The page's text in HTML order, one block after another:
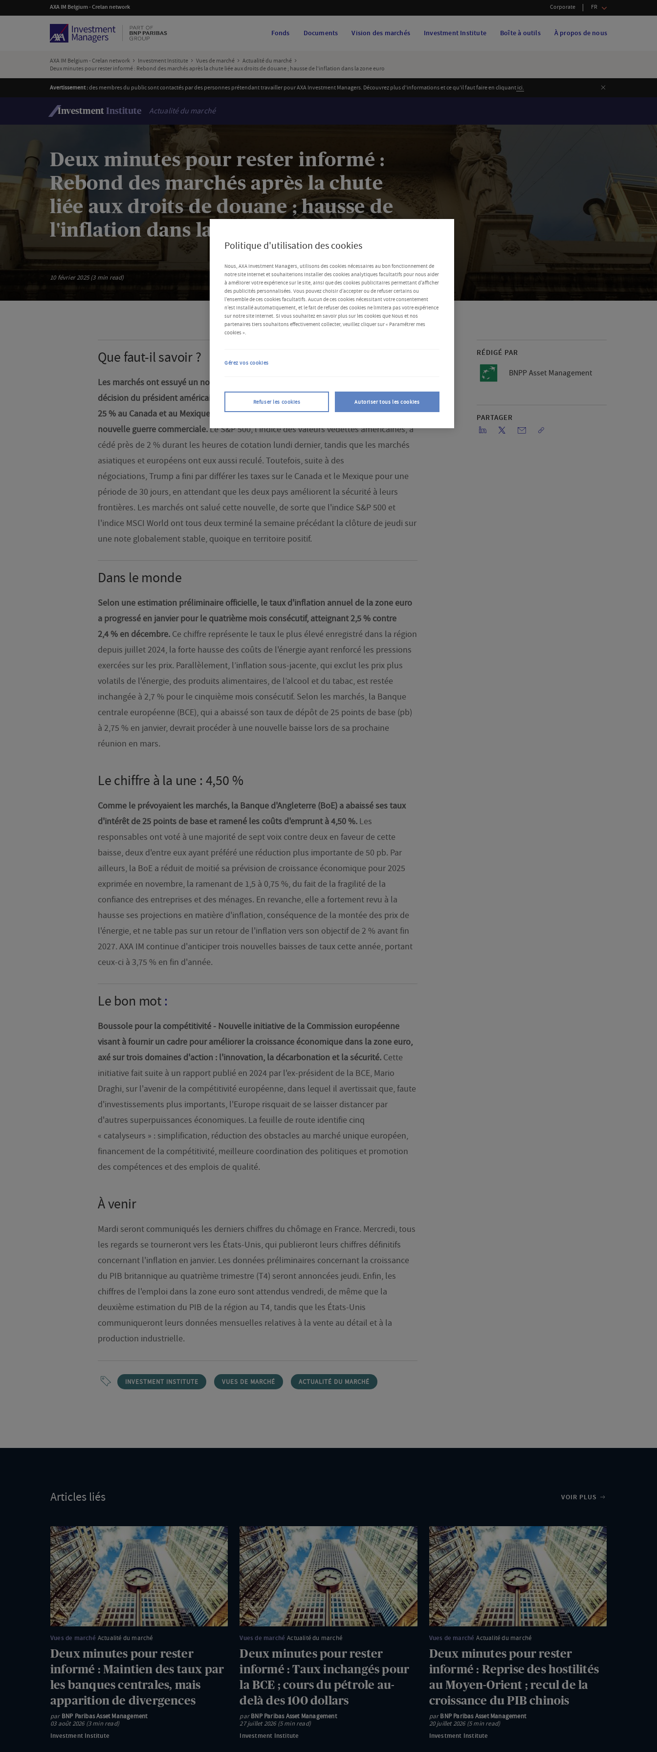
AXA IM Belgium - Crelan network Corporate FR
Fonds Documents Vision des marchés Investment Institute Boîte à outils À propos de nous
AXA IM Belgium - Crelan network Investment Institute Vues de marché
Actualité du marché
Deux minutes pour rester informé : Rebond des marchés après la chute liée aux droits de douane ; hausse de l'inflation dans la zone euro
Avertissement :des membres du public sont contactés par des personnes prétendant travailler pour AXA Investment Managers. Découvrez plus d'informations et ce qu'il faut faire en cliquantici. Fermer
Investment Institute Actualité du marché
Deux minutes pour rester informé :
Rebond des marchés après la chute
liée aux droits de douane ; hausse de
l'inflation dans la zone euro
10 février 2025 (3 min read)
RÉDIGÉ PAR
BNPP Asset Management
PARTAGER
Que faut-il savoir ?
Les marchés ont essuyé un nouvel épisode de volatilité la semaine dernière après la
décision du président américain Donald Trump d'imposer des droits de douane de
25 % au Canada et au Mexique et de 10 % à la Chine, attisant ainsi les craintes d'une
nouvelle guerre commerciale.Le S&P 500, l'indice des valeurs vedettes américaines, a
cédé près de 2 % durant les heures de cotation lundi dernier, tandis que les marchés
asiatiques et européens ont eux aussi reculé. Toutefois, suite à des
négociations, Trump a fini par différer les taxes sur le Canada et le Mexique pour une
période de 30 jours, en attendant que les deux pays améliorent la sécurité à leurs
frontières. Les marchés ont salué cette nouvelle, de sorte que l'indice S&P 500 et
l'indice MSCI World ont tous deux terminé la semaine précédant la clôture de jeudi sur
une note globalement stable, quoique en territoire positif.
Dans le monde
Selon une estimation préliminaire officielle, le taux d'inflation annuel de la zone euro
a progressé en janvier pour le quatrième mois consécutif, atteignant 2,5 % contre
2,4 % en décembre. Ce chiffre représente le taux le plus élevé enregistré dans la région
depuis juillet 2024, la forte hausse des coûts de l'énergie ayant renforcé les pressions
exercées sur les prix. Parallèlement, l’inflation sous-jacente, qui exclut les prix plus
volatils de l'énergie, des produits alimentaires, de l’alcool et du tabac, est restée
inchangée à 2,7 % pour le cinquième mois consécutif. Selon les marchés, la Banque
centrale européenne (BCE), qui a abaissé son taux de dépôt de 25 points de base (pb)
à 2,75 % en janvier, devrait procéder à une nouvelle baisse lors de sa prochaine
réunion en mars.
Le chiffre à la une : 4,50 %
Comme le prévoyaient les marchés, la Banque d'Angleterre (BoE) a abaissé ses taux
d'intérêt de 25 points de base et ramené les coûts d'emprunt à 4,50 %. Les
responsables ont voté à une majorité de sept voix contre deux en faveur de cette
baisse, deux d'entre eux ayant préféré une réduction plus importante de 50 pb. Par
ailleurs, la BoE a réduit de moitié sa prévision de croissance économique pour 2025
exprimée en novembre, la ramenant de 1,5 à 0,75 %, du fait de la fragilité de la
confiance des entreprises et des ménages. En revanche, elle a fortement revu à la
hausse ses projections en matière d'inflation, conséquence de la montée des prix de
l'énergie, et ne table pas sur un retour de l'inflation vers son objectif de 2 % avant fin
2027. AXA IM continue d'anticiper trois nouvelles baisses de taux cette année, portant
ceux-ci à 3,75 % en fin d'année.
Le bon mot :
Boussole pour la compétitivité - Nouvelle initiative de la Commission européenne
visant à fournir un cadre pour améliorer la croissance économique dans la zone euro,
axé sur trois domaines d'action : l'innovation, la décarbonation et la sécurité. Cette
initiative fait suite à un rapport publié en 2024 par l'ex-président de la BCE, Mario
Draghi, sur l'avenir de la compétitivité européenne, dans lequel il avertissait que, faute
d'investissements plus importants, l'Europe risquait de se laisser distancer par
d'autres superpuissances économiques. La feuille de route identifie cinq
« catalyseurs » : simplification, réduction des obstacles au marché unique européen,
financement de la compétitivité, meilleure coordination des politiques et promotion
des compétences et des emplois de qualité.
À venir
Mardi seront communiqués les derniers chiffres du chômage en France. Mercredi, tous
les regards se tourneront vers les États-Unis, qui publieront leurs chiffres définitifs
concernant l'inflation en janvier. Les données préliminaires concernant la croissance
du PIB britannique au quatrième trimestre (T4) seront annoncées jeudi. Enfin, les
chiffres de l'emploi dans la zone euro sont attendus vendredi, de même que la
deuxième estimation du PIB de la région au T4, tandis que les États-Unis
communiqueront leurs données mensuelles relatives à la vente au détail et à la
production industrielle.
INVESTMENT INSTITUTE VUES DE MARCHÉ ACTUALITÉ DU MARCHÉ
Articles liés VOIR PLUS
Deux
minutes
pour
rester
informé
:
Maintien
des
taux
par
les
banques
centrales,
mais
apparition
Vues de marché Actualité du marché
Deux minutes pour rester
informé : Maintien des taux par
les banques centrales, mais
apparition de divergences
par BNP Paribas Asset Management
03 août 2026 (3 min read)
Investment Institute
Deux
minutes
pour
rester
informé
:
Taux
inchangés
pour
la
BCE
;
cours
du
pétrole
au-
Vues de marché Actualité du marché
Deux minutes pour rester
informé : Taux inchangés pour
la BCE ; cours du pétrole au-
delà des 100 dollars
parBNP Paribas Asset Management
27 juillet 2026 (5 min read)
Investment Institute
Deux
minutes
pour
rester
informé
:
Reprise
des
hostilités
au
Moyen-
;
recul
de
Vues de marché Actualité du marché
Deux minutes pour rester
informé : Reprise des hostilités
au Moyen-Orient ; recul de la
croissance du PIB chinois
parBNP Paribas Asset Management
20 juillet 2026 (5 min read)
Investment Institute
Politique d'utilisation des cookies
Nous, AXA Investment Managers, utilisons des cookies nécessaires au bon fonctionnement de
notre site Internet et souhaiterions installer des cookies analytiques facultatifs pour nous aider
à améliorer votre expérience sur le site, ainsi que des cookies publicitaires permettant d’afficher
des publicités personnalisées. Vous pouvez choisir d’accepter ou de refuser certains ou
l’ensemble de ces cookies facultatifs. Aucun de ces cookies nécessitant votre consentement
n’est installé automatiquement, et le fait de refuser des cookies ne limitera pas votre expérience
sur notre site Internet. Si vous souhaitez en savoir plus sur les cookies que Nous et nos
partenaires tiers souhaitons effectivement collecter, veuillez cliquer sur « Paramétrer mes
cookies ».
Refuser les cookies Autoriser tous les cookies
Gérez vos cookies